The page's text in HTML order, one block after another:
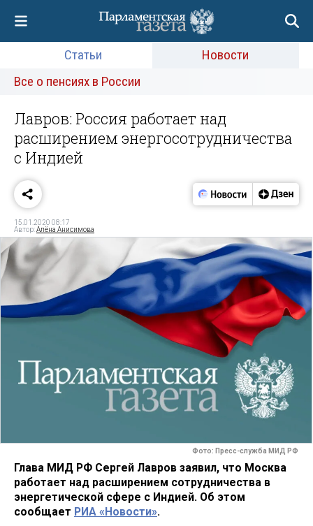
Статьи
Новости
Все о пенсиях в России
Лавров: Россия работает над
расширением энергосотрудничества
с Индией
15.01.2020 08:17
Автор:Алёна Анисимова
Фото: Пресс-служба МИД РФ
Глава МИД РФ Сергей Лавров заявил, что Москва
работает над расширением сотрудничества в
энергетической сфере с Индией. Об этом
сообщает РИА «Новости».